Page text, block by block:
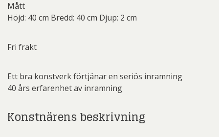
Mått
Höjd: 40 cm Bredd: 40 cm Djup: 2 cm
Fri frakt
Ett bra konstverk förtjänar en seriös inramning
40 års erfarenhet av inramning
Konstnärens beskrivning